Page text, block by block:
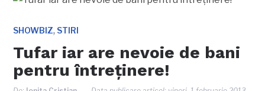
SHOWBIZ, STIRI
Tufar iar are nevoie de bani
pentru întreţinere!